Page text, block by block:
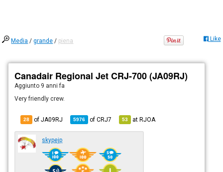
Media /grande / piena Like
Canadair Regional Jet CRJ-700 (JA09RJ)
Aggiunto 9 anni fa
Very friendly crew.
28 of JA09RJ 5976 ofCRJ7 53 atRJOA
skypejp